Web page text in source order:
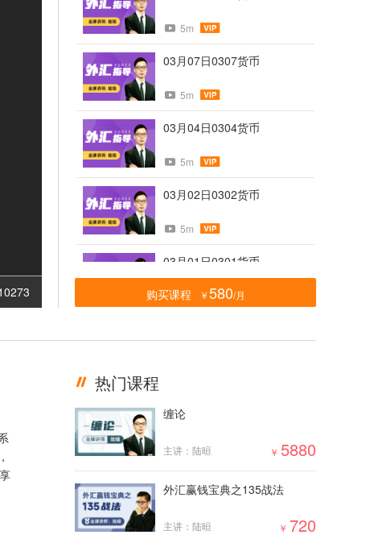
5m
03月07日0307货币
5m
03月04日0304货币
5m
03月02日0302货币
5m
03月01日0301货币
5m
5m
02月17日0217货币
购买课程 ￥580/月
热门课程
缠论
主讲：陆晅 ￥ 5880
外汇赢钱宝典之135战法
主讲：陆晅 ￥ 720